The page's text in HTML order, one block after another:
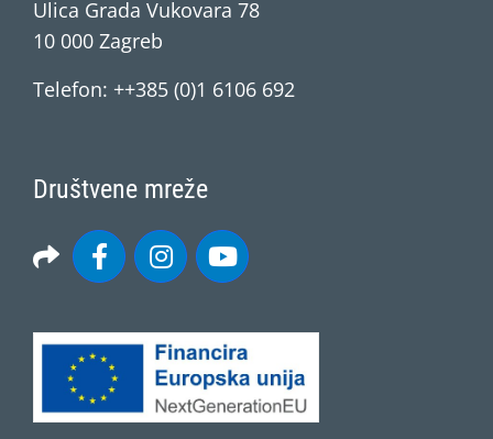
Ulica Grada Vukovara 78
10 000 Zagreb
Telefon: ++385 (0)1 6106 692
Društvene mreže